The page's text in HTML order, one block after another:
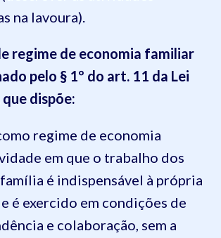
na lavoura).
regime de economia familiar
pelo § 1º do art. 11 da Lei
dispõe:
regime de economia
em que o trabalho dos
é indispensável à própria
é exercido em condições de
e colaboração, sem a